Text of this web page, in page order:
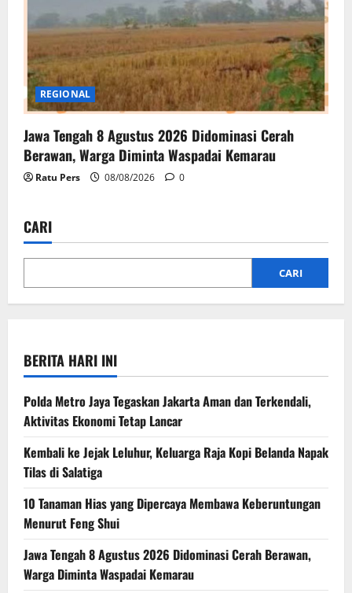
REGIONAL
Jawa Tengah 8 Agustus 2026 Didominasi Cerah
Berawan, Warga Diminta Waspadai Kemarau
Ratu Pers 08/08/2026 0
CARI
CARI
BERITA HARI INI
Polda Metro Jaya Tegaskan Jakarta Aman dan Terkendali,
Aktivitas Ekonomi Tetap Lancar
Kembali ke Jejak Leluhur, Keluarga Raja Kopi Belanda Napak
Tilas di Salatiga
10 Tanaman Hias yang Dipercaya Membawa Keberuntungan
Menurut Feng Shui
Jawa Tengah 8 Agustus 2026 Didominasi Cerah Berawan,
Warga Diminta Waspadai Kemarau